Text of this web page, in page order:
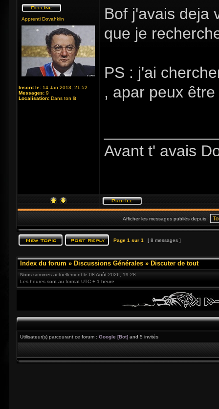
Apprenti Dovahkiin
Inscrit le: 14 Jan 2013, 21:52
Messages: 9
Localisation: Dans ton lit
Bof j'avais deja
que je
PS : j'ai
, apar peux
Avant t' avais
Afficher les messages publiés depuis:
Page 1 sur 1 [ 8 messages ]
Index du forum » Discussions Générales » Discuter de tout
Nous sommes actuellement le 08 Août 2026, 19:28
Les heures sont au format UTC + 1 heure
Utilisateur(s) parcourant ce forum : Google [Bot] and 5 invités